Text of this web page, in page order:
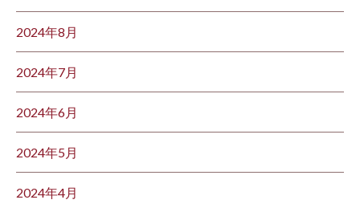
2024年8月
2024年7月
2024年6月
2024年5月
2024年4月